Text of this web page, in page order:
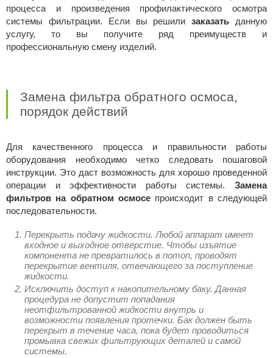
процесса и произведения профилактического осмотра
системы фильтрации. Если вы решилизаказать данную
услугу, то вы получите ряд преимуществ и
профессиональную смену изделий.
Замена фильтра обратного осмоса,
порядок действий
Для качественного процесса и правильности работы
оборудования необходимо четко следовать пошаговой
инструкции. Это даст возможность для хорошо проведенной
операции и эффективности работы системы. Замена
фильтров на обратном осмосе происходит в следующей
последовательности.
Перекрыть подачу жидкости. Любой аппарат имеет
входное и выходное отверстие. Чтобы изъятие
компонента не превратилось в потоп, проводят
перекрытие вентиля, отвечающего за поступление
жидкости.
Исключить доступ к накопительному баку. Данная
процедура не допустит попадания
неотфильтрованной жидкости внутрь и
возможности появления протечки. Бак должен быть
перекрыт в течение часа, пока будет проводиться
промывка свежих фильтрующих деталей и самой
системы.